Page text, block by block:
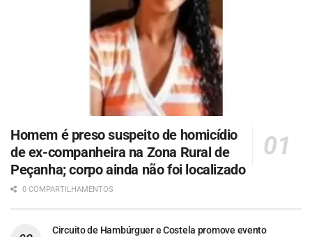
Homem é preso suspeito de homicídio
de ex-companheira na Zona Rural de
Peçanha; corpo ainda não foi localizado
0 COMPARTILHAMENTOS
Circuito de Hambúrguer e Costela promove evento